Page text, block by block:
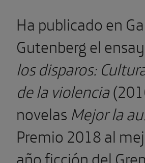
Ha publicado en
Gutenberg el
los disparos:
de la violencia
novelas Mejor la
Premio 2018 al
año ficción del